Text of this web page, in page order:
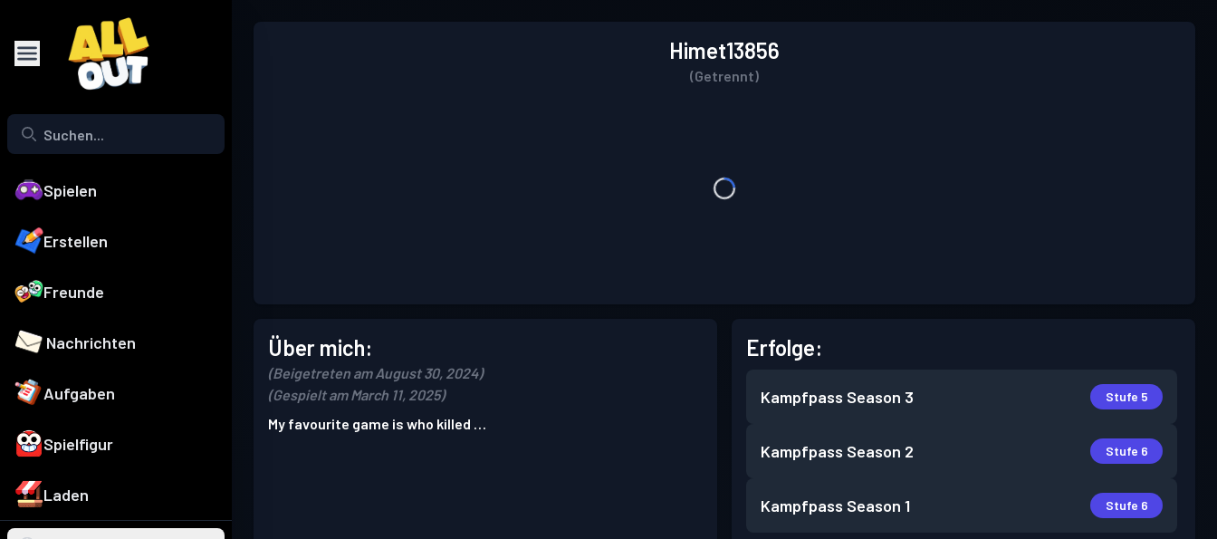
Spielen
Erstellen
Freunde
Nachrichten
Aufgaben
Spielfigur
Laden
Himet13856
(Getrennt)
Über mich:
(Beigetreten am August 30, 2024)
(Gespielt am March 11, 2025)
My favourite game is who killed …
Erfolge:
Kampfpass Season 3 Stufe 5
Kampfpass Season 2 Stufe 6
Kampfpass Season 1 Stufe 6